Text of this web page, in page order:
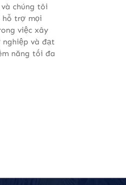
chúng tôi
hỗ trợ mọi
việc xây
nghiệp và đạt
năng tối đa